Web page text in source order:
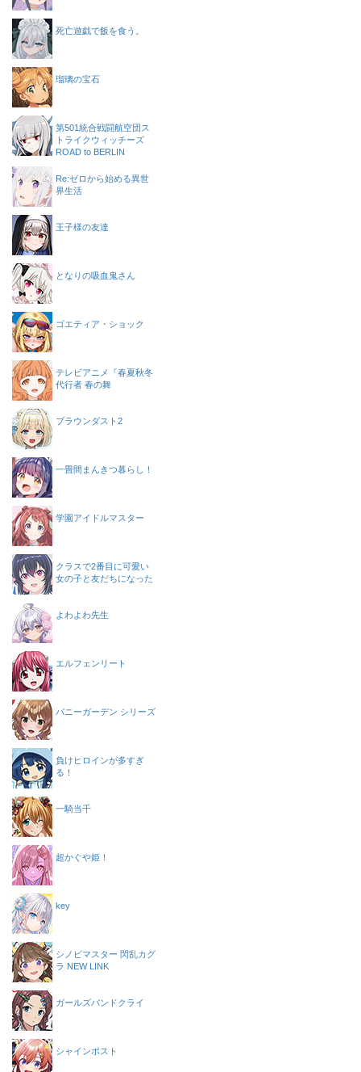
死亡遊戯で飯を食う。
瑠璃の宝石
第501統合戦闘航空団ス
トライクウィッチーズ
ROAD to BERLIN
Re:ゼロから始める異世
界生活
王子様の友達
となりの吸血鬼さん
ゴエティア・ショック
テレビアニメ『春夏秋冬
代行者 春の舞
ブラウンダスト2
一畳間まんきつ暮らし！
学園アイドルマスター
クラスで2番目に可愛い
女の子と友だちになった
よわよわ先生
エルフェンリート
バニーガーデン シリーズ
負けヒロインが多すぎ
る！
一騎当千
超かぐや姫！
key
シノビマスター 閃乱カグ
ラ NEW LINK
ガールズバンドクライ
シャインポスト